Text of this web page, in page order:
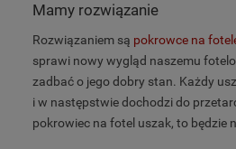
Mamy rozwiązanie
Rozwiązaniem są pokrowce na
sprawi nowy wygląd naszemu
zadbać o jego dobry stan. Każdy
i w następstwie dochodzi do
pokrowiec na fotel uszak, to będzie